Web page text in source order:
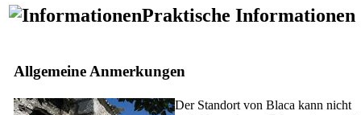
Praktische Informationen
Allgemeine Anmerkungen
Der Standort von Blaca kann nicht